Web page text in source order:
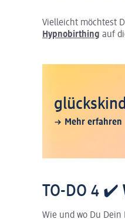
Vielleicht möchtest
Hypnobirthing auf
Mehr erfahren
TO-DO 4 ✔️
Wie und wo Du